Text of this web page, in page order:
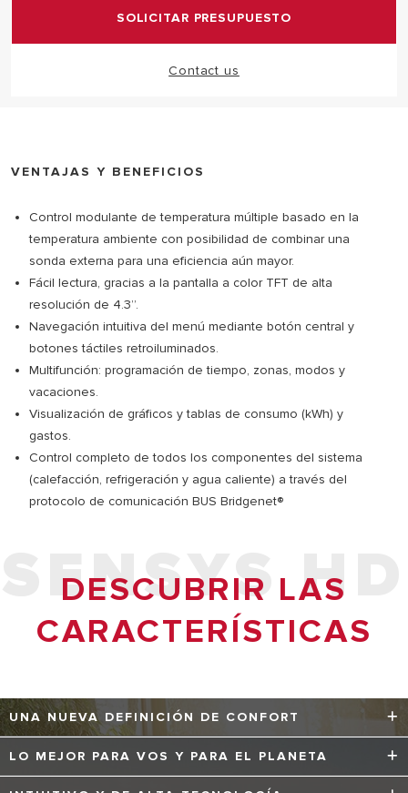
SOLICITAR PRESUPUESTO
Contact us
VENTAJAS Y BENEFICIOS
Control modulante de temperatura múltiple basado en la
temperatura ambiente con posibilidad de combinar una
sonda externa para una eficiencia aún mayor.
Fácil lectura, gracias a la pantalla a color TFT de alta
resolución de 4.3”.
Navegación intuitiva del menú mediante botón central y
botones táctiles retroiluminados.
Multifunción: programación de tiempo, zonas, modos y
vacaciones.
Visualización de gráficos y tablas de consumo (kWh) y
gastos.
Control completo de todos los componentes del sistema
(calefacción, refrigeración y agua caliente) a través del
protocolo de comunicación BUS Bridgenet®
SENSYS HD
DESCUBRIR LAS
CARACTERÍSTICAS
UNA NUEVA DEFINICIÓN DE CONFORT
El nuevo Sensys HD está diseñado para ayudarte a
eficiente e intuitiva posible. Con sus funcionalidades
LO MEJOR PARA VOS Y PARA EL PLANETA